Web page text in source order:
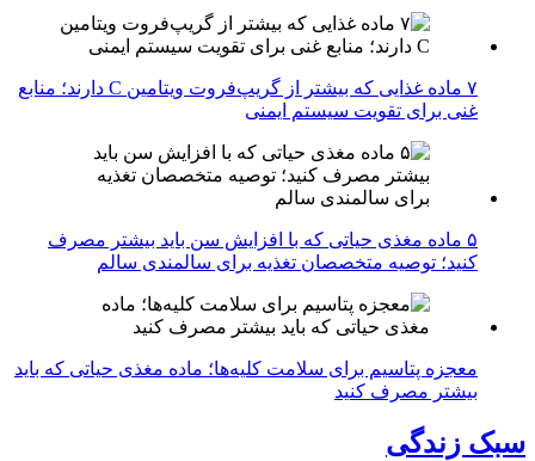
۷ ماده غذایی که بیشتر از گریپ‌فروت ویتامین C دارند؛ منابع
غنی برای تقویت سیستم ایمنی
۵ ماده مغذی حیاتی که با افزایش سن باید بیشتر مصرف
کنید؛ توصیه متخصصان تغذیه برای سالمندی سالم
معجزه پتاسیم برای سلامت کلیه‌ها؛ ماده مغذی حیاتی که باید
بیشتر مصرف کنید
سبک زندگی